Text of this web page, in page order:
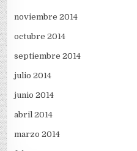
noviembre 2014
octubre 2014
septiembre 2014
julio 2014
junio 2014
abril 2014
marzo 2014